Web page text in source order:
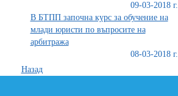
09-03-2018 г.
В БТПП започна курс за обучение на
млади юристи по въпросите на
арбитража
08-03-2018 г.
Назад